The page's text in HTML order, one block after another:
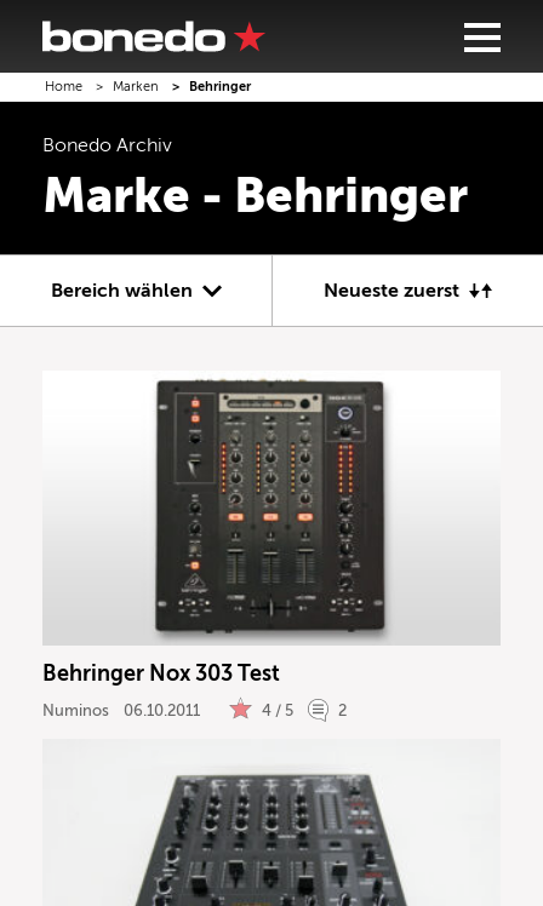
Home Marken Behringer
Bonedo Archiv
Marke - Behringer
Bereich wählen
Keyboard
Neueste zuerst
Behringer Nox 303 Test
Numinos 06.10.2011 4 / 5 2